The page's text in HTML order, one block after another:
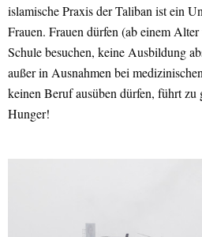
islamische Praxis der Taliban ist ein
Frauen. Frauen dürfen (ab einem
Schule besuchen, keine Ausbildung
außer in Ausnahmen bei
keinen Beruf ausüben dürfen, führt
Hunger!